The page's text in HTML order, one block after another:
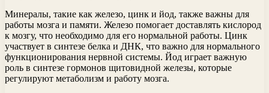
Минералы, такие как железо, цинк и йод, также важны для
работы мозга и памяти. Железо помогает доставлять кислород
к мозгу, что необходимо для его нормальной работы. Цинк
участвует в синтезе белка и ДНК, что важно для нормального
функционирования нервной системы. Йод играет важную
роль в синтезе гормонов щитовидной железы, которые
регулируют метаболизм и работу мозга.